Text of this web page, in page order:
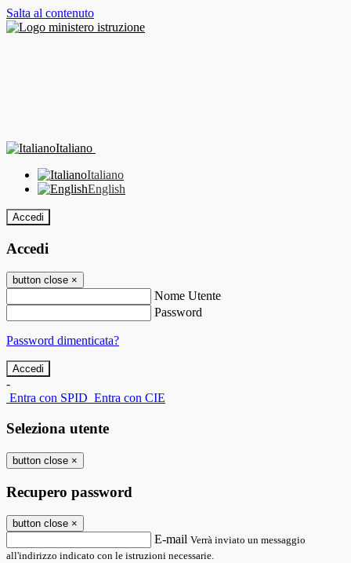
Salta al contenuto
Italiano
Italiano
English
Accedi
Accedi
button close ×
Nome Utente
Password
Password dimenticata?
-
Entra con SPID Entra con CIE
Seleziona utente
button close ×
Recupero password
button close ×
E-mail Verrà inviato un messaggio
all'indirizzo indicato con le istruzioni necessarie.